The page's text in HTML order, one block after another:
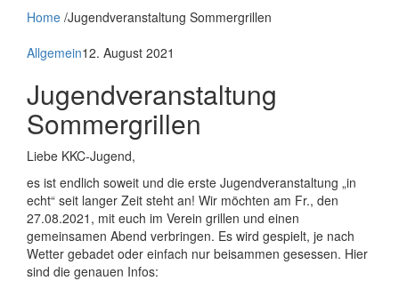
Home /Jugendveranstaltung Sommergrillen
Allgemein12. August 2021
Jugendveranstaltung
Sommergrillen
Liebe KKC-Jugend,
es ist endlich soweit und die erste Jugendveranstaltung „in
echt“ seit langer Zeit steht an! Wir möchten am Fr., den
27.08.2021, mit euch im Verein grillen und einen
gemeinsamen Abend verbringen. Es wird gespielt, je nach
Wetter gebadet oder einfach nur beisammen gesessen. Hier
sind die genauen Infos: